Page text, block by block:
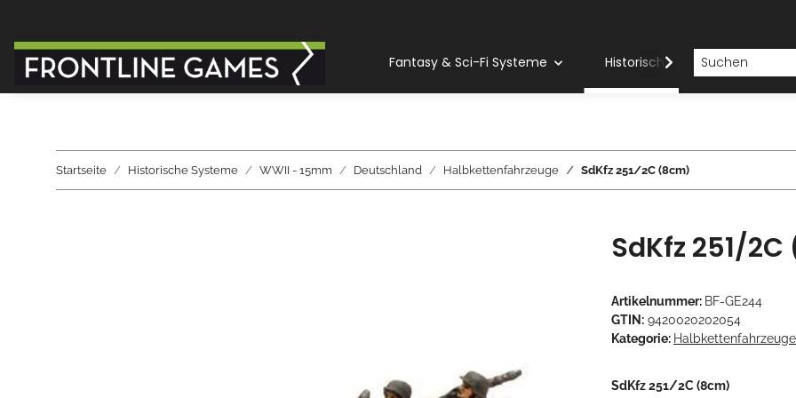
Fantasy & Sci-Fi Systeme Historische Systeme
Startseite Historische Systeme WWII - 15mm Deutschland Halbkettenfahrzeuge SdKfz 251/2C (8cm)
SdKfz 251/
Artikelnummer: BF-GE244
GTIN: 9420020202054
Kategorie: Halbkettenfahrzeuge
SdKfz 251/2C (8cm)